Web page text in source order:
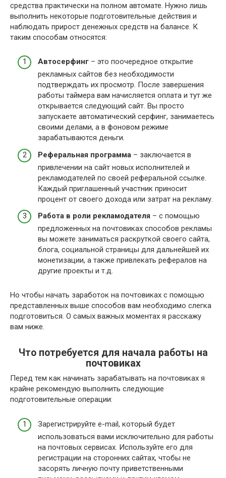
средства практически на полном автомате. Нужно лишь
выполнить некоторые подготовительные действия и
наблюдать прирост денежных средств на балансе. К
таким способам относятся:
Автосерфинг – это поочередное открытие
рекламных сайтов без необходимости
подтверждать их просмотр. После завершения
работы таймера вам начисляется оплата и тут же
открывается следующий сайт. Вы просто
запускаете автоматический серфинг, занимаетесь
своими делами, а в фоновом режиме
зарабатываются деньги.
Реферальная программа – заключается в
привлечении на сайт новых исполнителей и
рекламодателей по своей реферальной ссылке.
Каждый приглашенный участник приносит
процент от своего дохода или затрат на рекламу.
Работа в роли рекламодателя – с помощью
предложенных на почтовиках способов рекламы
вы можете заниматься раскруткой своего сайта,
блога, социальной страницы для дальнейшей их
монетизации, а также привлекать рефералов на
другие проекты и т.д.
Но чтобы начать заработок на почтовиках с помощью
представленных выше способов вам необходимо слегка
подготовиться. О самых важных моментах я расскажу
вам ниже.
Что потребуется для начала работы на
почтовиках
Перед тем как начинать зарабатывать на почтовиках я
крайне рекомендую выполнить следующие
подготовительные операции:
Зарегистрируйте e-mail, который будет
использоваться вами исключительно для работы
на почтовых сервисах. Используйте его для
регистрации на сторонних сайтах, чтобы не
засорять личную почту приветственными